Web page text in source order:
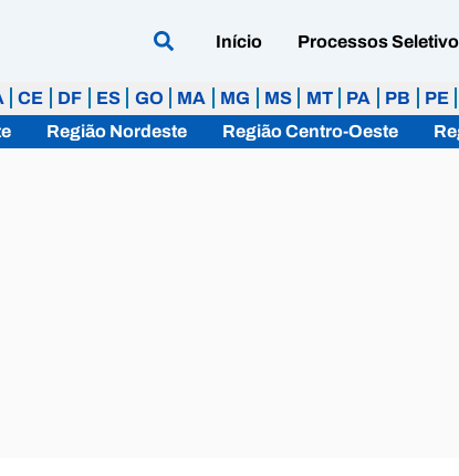
Início Processos
CE DF ES GO MA MG MS MT PA PB PE
Região Nordeste Região Centro-Oeste